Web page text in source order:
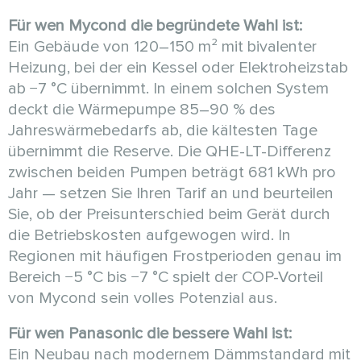
Für wen Mycond die begründete Wahl ist:
Ein Gebäude von 120–150 m² mit bivalenter
Heizung, bei der ein Kessel oder Elektroheizstab
ab −7 °C übernimmt. In einem solchen System
deckt die Wärmepumpe 85–90 % des
Jahreswärmebedarfs ab, die kältesten Tage
übernimmt die Reserve. Die QHE-LT-Differenz
zwischen beiden Pumpen beträgt 681 kWh pro
Jahr — setzen Sie Ihren Tarif an und beurteilen
Sie, ob der Preisunterschied beim Gerät durch
die Betriebskosten aufgewogen wird. In
Regionen mit häufigen Frostperioden genau im
Bereich −5 °C bis −7 °C spielt der COP-Vorteil
von Mycond sein volles Potenzial aus.
Für wen Panasonic die bessere Wahl ist:
Ein Neubau nach modernem Dämmstandard mit